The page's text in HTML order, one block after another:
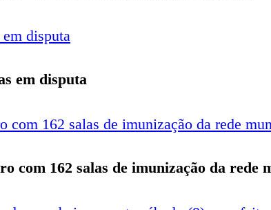
em disputa
com 162 salas de imunização da